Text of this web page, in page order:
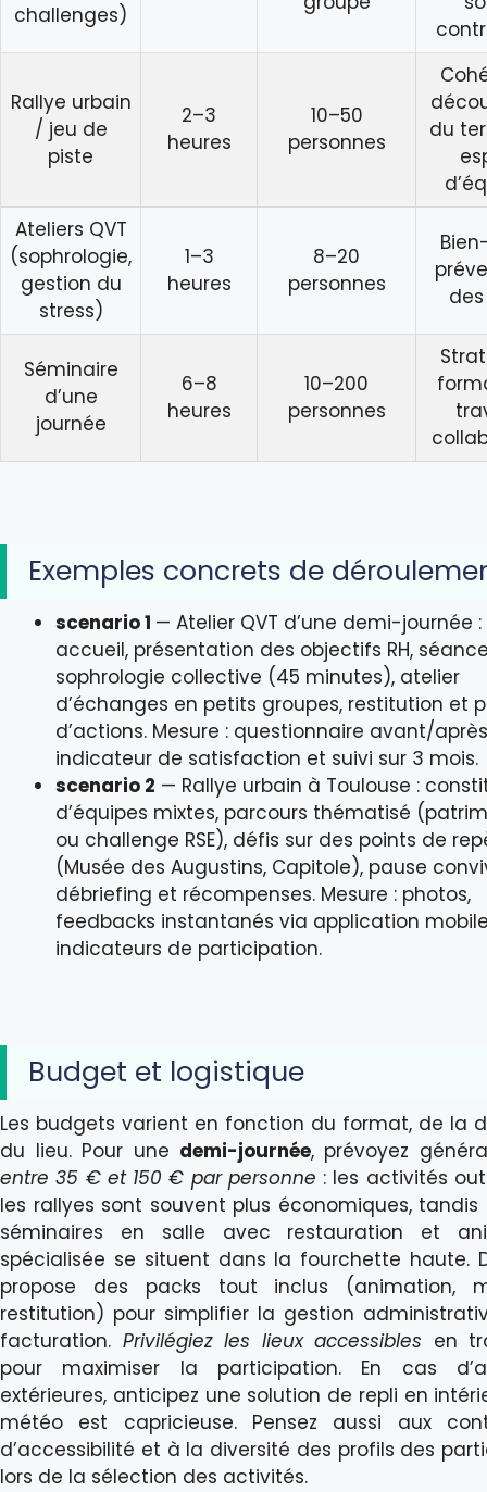
challenges)
Rallye urbain
/ jeu de
piste
2–3
heures
10–50
personnes
du
Ateliers QVT
(sophrologie,
gestion du
stress)
1–3
heures
8–20
personnes
des
Séminaire
d’une
journée
6–8
heures
10–200
personnes
Exemples concrets de
scenario 1 — Atelier QVT d’une demi-journée :
accueil, présentation des objectifs RH,
sophrologie collective (45 minutes), atelier
d’échanges en petits groupes, restitution et
d’actions. Mesure : questionnaire avant/
indicateur de satisfaction et suivi sur 3 mois.
scenario 2 — Rallye urbain à Toulouse :
d’équipes mixtes, parcours thématisé
ou challenge RSE), défis sur des points de
(Musée des Augustins, Capitole), pause
débriefing et récompenses. Mesure : photos,
feedbacks instantanés via application
indicateurs de participation.
Budget et logistique
Les budgets varient en fonction du format, de la
du lieu. Pour une demi-journée, prévoyez
entre 35 € et 150 € par personne : les activités
les rallyes sont souvent plus économiques, tandis
séminaires en salle avec restauration et
spécialisée se situent dans la fourchette haute.
propose des packs tout inclus (animation,
restitution) pour simplifier la gestion
facturation. Privilégiez les lieux accessibles en
pour maximiser la participation. En cas
extérieures, anticipez une solution de repli en
météo est capricieuse. Pensez aussi aux
d’accessibilité et à la diversité des profils des
lors de la sélection des activités.